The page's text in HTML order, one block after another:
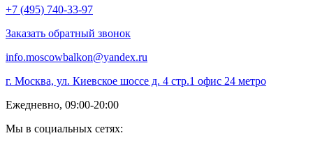
+7 (495) 740-33-97
Заказать обратный звонок
info.moscowbalkon@yandex.ru
г. Москва, ул. Киевское шоссе д. 4 стр.1 офис 24 метро
Ежедневно, 09:00-20:00
Мы в социальных сетях: